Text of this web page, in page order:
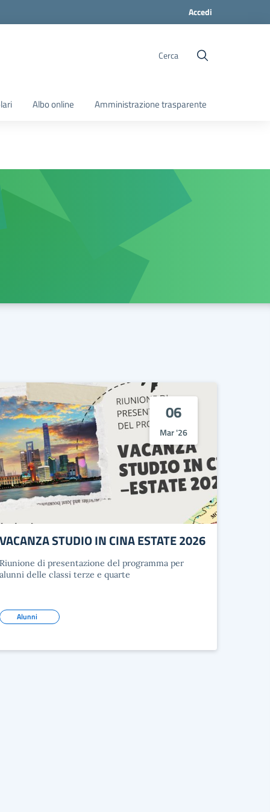
Accedi
Cerca
Albo online Amministrazione trasparente
06
Mar '26
STUDIO IN CINA ESTATE 2026
di presentazione del programma per
delle classi terze e quarte
Alunni